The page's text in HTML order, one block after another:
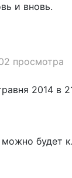
и вновь.
просмотра
2014 в
будет